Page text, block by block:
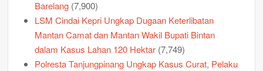
Barelang (7,900)
LSM Cindai Kepri Ungkap Dugaan Keterlibatan
Mantan Camat dan Mantan Wakil Bupati Bintan
dalam Kasus Lahan 120 Hektar (7,749)
Polresta Tanjungpinang Ungkap Kasus Curat, Pelaku